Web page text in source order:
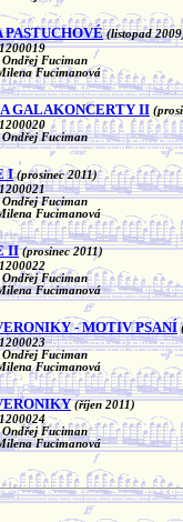
PASTUCHOVÉ (listopad
Fuciman
Fucimanová
GALAKONCERTY II
Fuciman
I (prosinec 2011)
Fuciman
Fucimanová
II (prosinec 2011)
Fuciman
Fucimanová
- MOTIV PSANÍ
Fuciman
Fucimanová
(říjen 2011)
Fuciman
Fucimanová